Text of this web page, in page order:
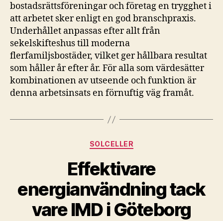
bostadsrättsföreningar och företag en trygghet i
att arbetet sker enligt en god branschpraxis.
Underhållet anpassas efter allt från
sekelskifteshus till moderna
flerfamiljsbostäder, vilket ger hållbara resultat
som håller år efter år. För alla som värdesätter
kombinationen av utseende och funktion är
denna arbetsinsats en förnuftig väg framåt.
Kategorier
SOLCELLER
Effektivare
energianvändning tack
vare IMD i Göteborg